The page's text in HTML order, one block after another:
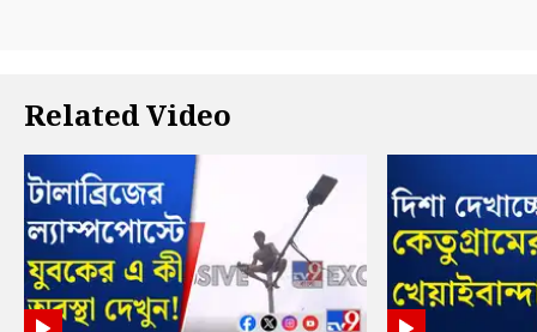
Related Video